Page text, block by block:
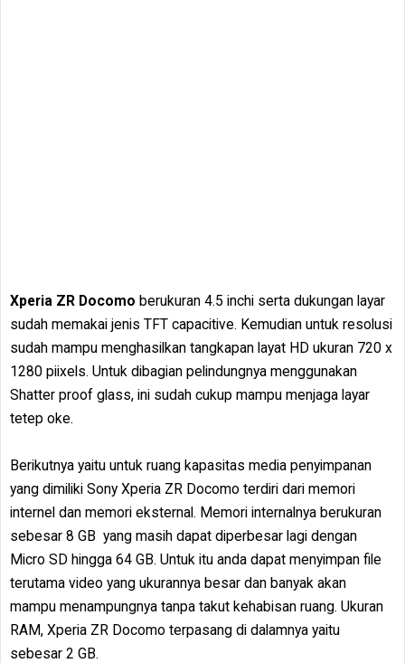
Xperia ZR Docomo berukuran 4.5 inchi serta dukungan layar
sudah memakai jenis TFT capacitive. Kemudian untuk resolusi
sudah mampu menghasilkan tangkapan layat HD ukuran 720 x
1280 piixels. Untuk dibagian pelindungnya menggunakan
Shatter proof glass, ini sudah cukup mampu menjaga layar
tetep oke.
Berikutnya yaitu untuk ruang kapasitas media penyimpanan
yang dimiliki Sony Xperia ZR Docomo terdiri dari memori
internel dan memori eksternal. Memori internalnya berukuran
sebesar 8 GB yang masih dapat diperbesar lagi dengan
Micro SD hingga 64 GB. Untuk itu anda dapat menyimpan file
terutama video yang ukurannya besar dan banyak akan
mampu menampungnya tanpa takut kehabisan ruang. Ukuran
RAM, Xperia ZR Docomo terpasang di dalamnya yaitu
sebesar 2 GB.